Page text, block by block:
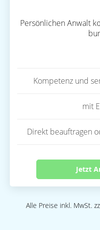
Persönlichen Anwalt
Kompetenz und
mit
Direkt beauftragen
Jetzt
Alle Preise inkl. MwSt.